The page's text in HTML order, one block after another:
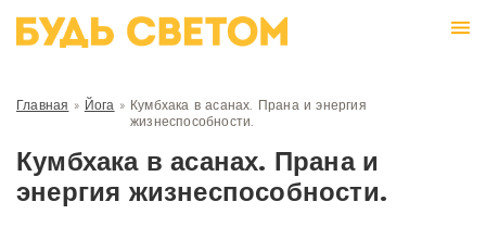
Главная » Йога » Кумбхака в асанах. Прана и энергия
жизнеспособности.
Кумбхака в асанах. Прана и
энергия жизнеспособности.